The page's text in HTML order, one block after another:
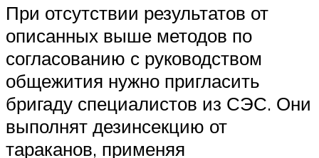
При отсутствии результатов от
описанных выше методов по
согласованию с руководством
общежития нужно пригласить
бригаду специалистов из СЭС. Они
выполнят дезинсекцию от
тараканов, применяя